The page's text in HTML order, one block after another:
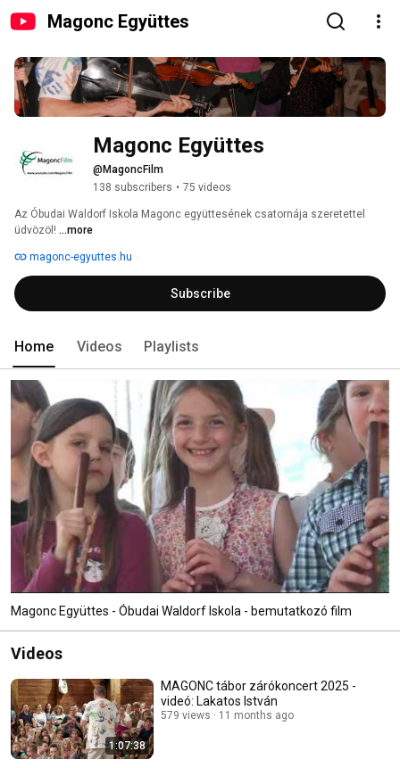
Magonc Együttes
Magonc Együttes
@MagoncFilm
138 subscribers • 75 videos
Az Óbudai Waldorf Iskola Magonc együttesének csatornája szeretettel
üdvözöl! ...more
magonc-egyuttes.hu
Subscribe
Home Videos Playlists
Magonc Együttes - Óbudai Waldorf Iskola - bemutatkozó film
Videos
1:07:38
MAGONC tábor zárókoncert 2025 -
videó: Lakatos István
579 views 11 months ago